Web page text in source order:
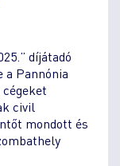
díjátadó
Pannónia
civil
mondott és